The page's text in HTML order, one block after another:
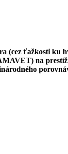
(cez ťažkosti ku
na